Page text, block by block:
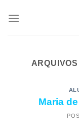
Maria